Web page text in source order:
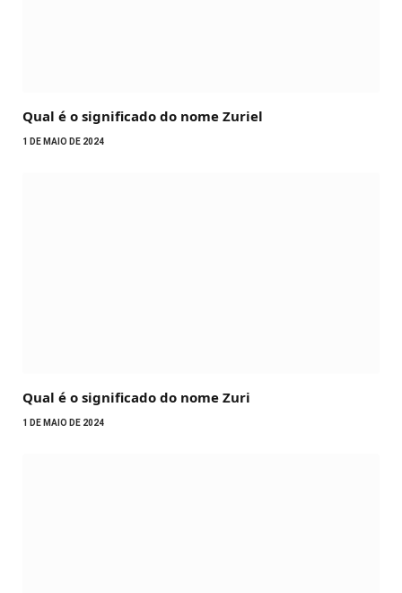
Qual é o significado do nome Zuriel
1 DE MAIO DE 2024
Qual é o significado do nome Zuri
1 DE MAIO DE 2024